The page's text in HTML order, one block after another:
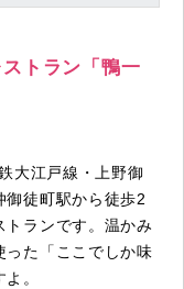
トラン「鴨一
大江戸線・上野御
御徒町駅から徒歩2
トランです。温かみ
った「ここでしか味
。